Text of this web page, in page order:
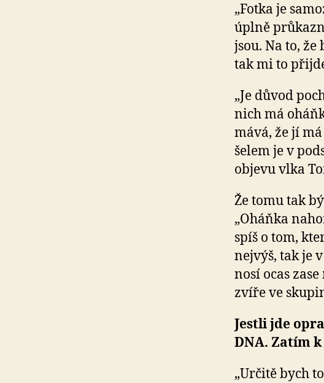
„Fotka je
úplně
jsou. Na to,
tak mi to
„Je důvod
nich má
mává, že jí
šelem je v
objevu vlka
Že tomu tak
„Oháňka
spíš o tom,
nejvýš, tak je
nosí ocas
zvíře ve
Jestli jde
DNA. Zatím
„Určitě bych